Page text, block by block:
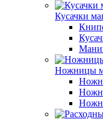
Кусачки
Ножницы